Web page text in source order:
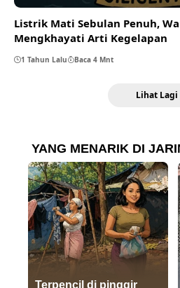
Listrik Mati Sebulan Penuh,
Mengkhayati Arti Kegelapan
1 Tahun Lalu Baca 4 Mnt
Lihat Lagi